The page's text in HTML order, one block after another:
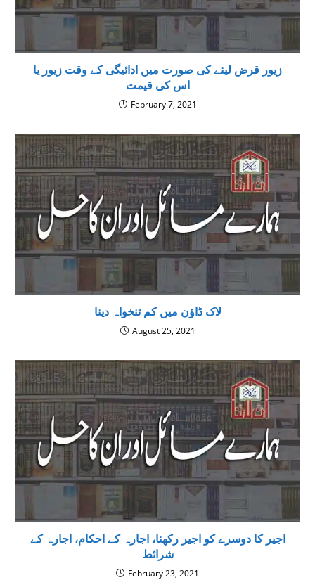
زیور قرض لینے کی صورت میں ادائیگی کے وقت زیور یا
اس کی قیمت
February 7, 2021
لاک ڈاؤن میں کم تنخواہ دینا
August 25, 2021
اجیر کا دوسرے کو اجیر رکھنا، اجارہ کے احکام، اجارہ کے
شرائط
February 23, 2021